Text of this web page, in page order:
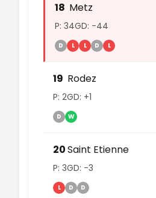
18 Metz
P: 34GD: -44
D L L D L
19 Rodez
P: 2GD: +1
D W
20Saint Etienne
P: 3GD: -3
L D D